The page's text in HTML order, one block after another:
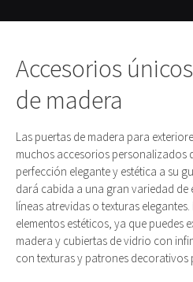
Accesorios
de madera
Las puertas de madera para
muchos accesorios personalizados
perfección elegante y estética a su
dará cabida a una gran variedad de
líneas atrevidas o texturas
elementos estéticos, ya que puedes
madera y cubiertas de vidrio con
con texturas y patrones decorativos